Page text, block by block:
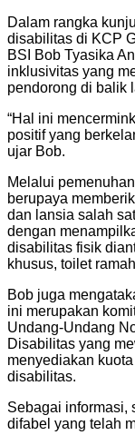
Dalam rangka
disabilitas di KCP
BSI Bob Tyasika
inklusivitas yang
pendorong di balik
“Hal ini
positif yang
ujar Bob.
Melalui
berupaya
dan lansia salah
dengan
disabilitas fisik
khusus, toilet
Bob juga
ini merupakan
Undang-Undang
Disabilitas yang
menyediakan
disabilitas.
Sebagai informasi,
difabel yang telah